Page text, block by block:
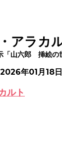
アラカ
「山六郎 挿絵の
年01月18
ルト